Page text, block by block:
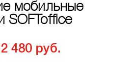
мобильные
SOFToffice
480 руб.